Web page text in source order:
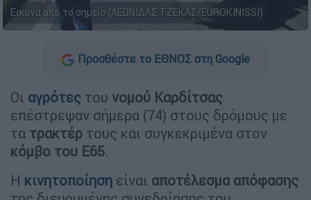
Εικόνα από το σημείο (ΛΕΩΝΙΔΑΣ ΤΖΕΚΑΣ/EUROKINISSI)
Προσθέστε το ΕΘΝΟΣ στη Google
Οι αγρότες του νομού Καρδίτσας
επέστρεψαν σήμερα (74) στους δρόμους με
τα τρακτέρ τους και συγκεκριμένα στον
κόμβο του Ε65.
Η κινητοποίηση είναι αποτέλεσμα απόφασης